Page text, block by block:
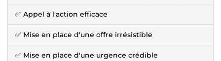
✅ Appel à l'action efficace
✅ Mise en place d'une offre irrésistible
✅ Mise en place d'une urgence crédible